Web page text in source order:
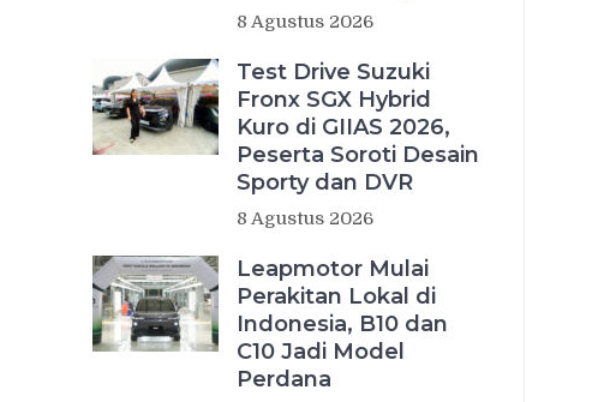
8 Agustus 2026
Test Drive Suzuki
Fronx SGX Hybrid
Kuro di GIIAS 2026,
Peserta Soroti Desain
Sporty dan DVR
8 Agustus 2026
Leapmotor Mulai
Perakitan Lokal di
Indonesia, B10 dan
C10 Jadi Model
Perdana